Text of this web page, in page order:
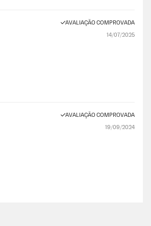
AVALIAÇÃO COMPROVADA
14/07/2025
AVALIAÇÃO COMPROVADA
19/09/2024